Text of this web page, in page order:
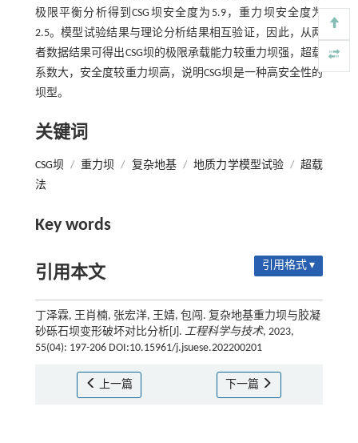
极限平衡分析得到CSG坝安全度为5.9，重力坝安全度为
2.5。模型试验结果与理论分析结果相互验证，因此，从两
者数据结果可得出CSG坝的极限承载能力较重力坝强，超载
系数大，安全度较重力坝高，说明CSG坝是一种高安全性的
坝型。
关键词
CSG坝 / 重力坝 / 复杂地基 / 地质力学模型试验 / 超载
法
Key words
引用本文 引用格式 ▾
丁泽霖, 王肖楠, 张宏洋, 王婧, 包闯. 复杂地基重力坝与胶凝
砂砾石坝变形破坏对比分析[J]. 工程科学与技术, 2023,
55(04): 197-206 DOI:10.15961/j.jsuese.202200201
上一篇 下一篇